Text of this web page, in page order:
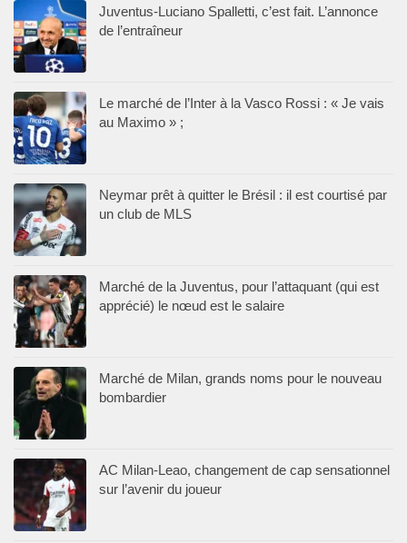
Juventus-Luciano Spalletti, c’est fait. L’annonce
de l’entraîneur
Le marché de l’Inter à la Vasco Rossi : « Je vais
au Maximo » ;
Neymar prêt à quitter le Brésil : il est courtisé par
un club de MLS
Marché de la Juventus, pour l’attaquant (qui est
apprécié) le nœud est le salaire
Marché de Milan, grands noms pour le nouveau
bombardier
AC Milan-Leao, changement de cap sensationnel
sur l’avenir du joueur